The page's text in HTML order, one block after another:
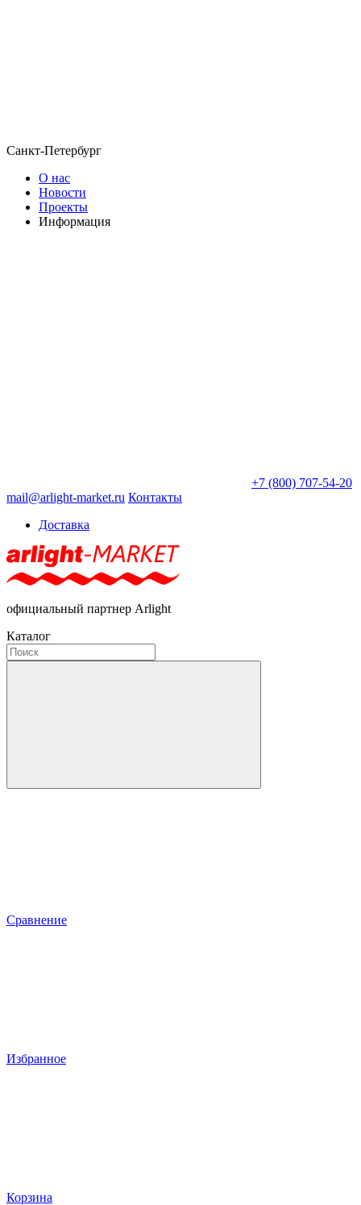
Санкт-Петербург
О нас
Новости
Проекты
Информация
+7 (800) 707-54-20
mail@arlight-market.ru Контакты
Доставка
официальный партнер Arlight
Каталог
Сравнение
Избранное
Корзина